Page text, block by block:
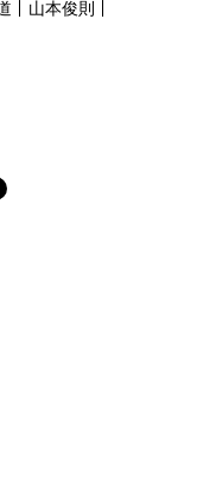
山本俊則